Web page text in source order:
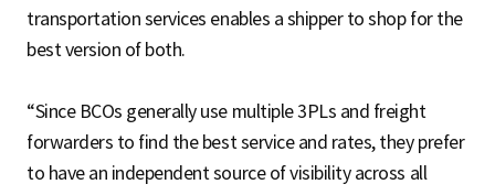
transportation services enables a shipper to shop for the
best version of both.
“Since BCOs generally use multiple 3PLs and freight
forwarders to find the best service and rates, they prefer
to have an independent source of visibility across all